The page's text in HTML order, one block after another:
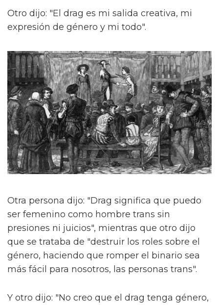
Otro dijo: "El drag es mi salida creativa, mi
expresión de género y mi todo".
Otra persona dijo: "Drag significa que puedo
ser femenino como hombre trans sin
presiones ni juicios", mientras que otro dijo
que se trataba de "destruir los roles sobre el
género, haciendo que romper el binario sea
más fácil para nosotros, las personas trans".
Y otro dijo: "No creo que el drag tenga género,